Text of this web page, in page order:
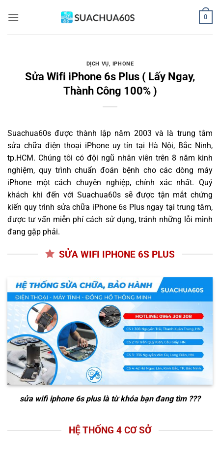
qua
0
DỊCH VỤ, IPHONE
Sửa Wifi iPhone 6s Plus ( Lấy Ngay,
Thành Công 100% )
Suachua60s được thành lập năm 2003 và là trung tâm
sửa chữa điện thoại iPhone uy tín tại Hà Nội, Bắc Ninh,
tp.HCM. Chúng tôi có đội ngũ nhân viên trên 8 năm kinh
nghiệm, quy trình chuẩn đoán bệnh cho các dòng máy
iPhone một cách chuyên nghiệp, chính xác nhất. Quý
khách khi đến với Suachua60s sẽ được tận mắt chứng
kiến quy trình sửa chữa iPhone 6s Plus ngay tại trung tâm,
được tư vấn miễn phí cách sử dụng, tránh những lỗi mình
đang gặp phải.
SỬA WIFI IPHONE 6S PLUS
sửa wifi iphone 6s pluslà từ khóa bạn đang tìm ???
HỆ THỐNG 4 CƠ SỞ